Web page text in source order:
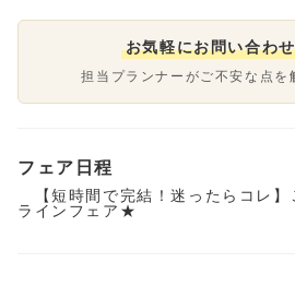
お気軽にお問い合わ
担当プランナーがご不安な点を
フェア日程
【短時間で完結！迷ったらコレ】
ラインフェア★